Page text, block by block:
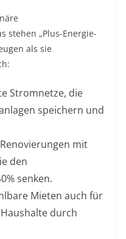
stehen „Plus-Energie-
als sie
Stromnetze, die
speichern und
mit
den
senken.
Mieten auch für
durch